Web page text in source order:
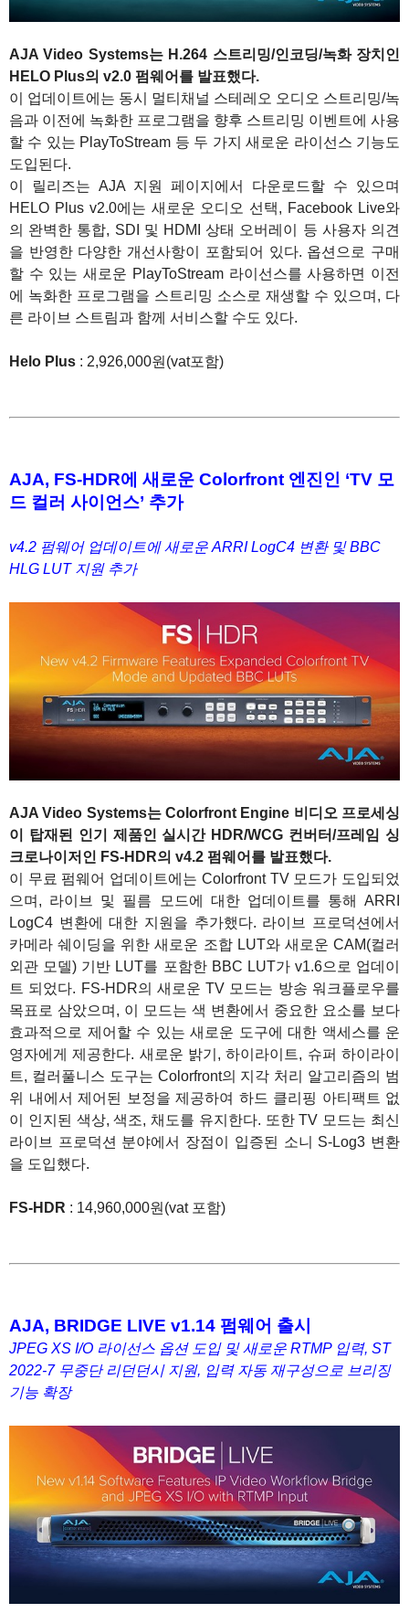
AJA Video Systems는 H.264 스트리밍/인코딩/녹화 장치인
HELO Plus의 v2.0 펌웨어를 발표했다.
이 업데이트에는 동시 멀티채널 스테레오 오디오 스트리밍/녹
음과 이전에 녹화한 프로그램을 향후 스트리밍 이벤트에 사용
할 수 있는 PlayToStream 등 두 가지 새로운 라이선스 기능도
도입된다.
이 릴리즈는 AJA 지원 페이지에서 다운로드할 수 있으며
HELO Plus v2.0에는 새로운 오디오 선택, Facebook Live와
의 완벽한 통합, SDI 및 HDMI 상태 오버레이 등 사용자 의견
을 반영한 다양한 개선사항이 포함되어 있다. 옵션으로 구매
할 수 있는 새로운 PlayToStream 라이선스를 사용하면 이전
에 녹화한 프로그램을 스트리밍 소스로 재생할 수 있으며, 다
른 라이브 스트림과 함께 서비스할 수도 있다.
Helo Plus : 2,926,000원(vat포함)
AJA, FS-HDR에 새로운 Colorfront 엔진인 ‘TV 모
드 컬러 사이언스’ 추가
v4.2 펌웨어 업데이트에 새로운 ARRI LogC4 변환 및 BBC
HLG LUT 지원 추가
AJA Video Systems는 Colorfront Engine 비디오 프로세싱
이 탑재된 인기 제품인 실시간 HDR/WCG 컨버터/프레임 싱
크로나이저인 FS-HDR의 v4.2 펌웨어를 발표했다.
이 무료 펌웨어 업데이트에는 Colorfront TV 모드가 도입되었
으며, 라이브 및 필름 모드에 대한 업데이트를 통해 ARRI
LogC4 변환에 대한 지원을 추가했다. 라이브 프로덕션에서
카메라 쉐이딩을 위한 새로운 조합 LUT와 새로운 CAM(컬러
외관 모델) 기반 LUT를 포함한 BBC LUT가 v1.6으로 업데이
트 되었다. FS-HDR의 새로운 TV 모드는 방송 워크플로우를
목표로 삼았으며, 이 모드는 색 변환에서 중요한 요소를 보다
효과적으로 제어할 수 있는 새로운 도구에 대한 액세스를 운
영자에게 제공한다. 새로운 밝기, 하이라이트, 슈퍼 하이라이
트, 컬러풀니스 도구는 Colorfront의 지각 처리 알고리즘의 범
위 내에서 제어된 보정을 제공하여 하드 클리핑 아티팩트 없
이 인지된 색상, 색조, 채도를 유지한다. 또한 TV 모드는 최신
라이브 프로덕션 분야에서 장점이 입증된 소니 S-Log3 변환
을 도입했다.
FS-HDR : 14,960,000원(vat 포함)
AJA, BRIDGE LIVE v1.14 펌웨어 출시
JPEG XS I/O 라이선스 옵션 도입 및 새로운 RTMP 입력, ST
2022-7 무중단 리던던시 지원, 입력 자동 재구성으로 브리징
기능 확장